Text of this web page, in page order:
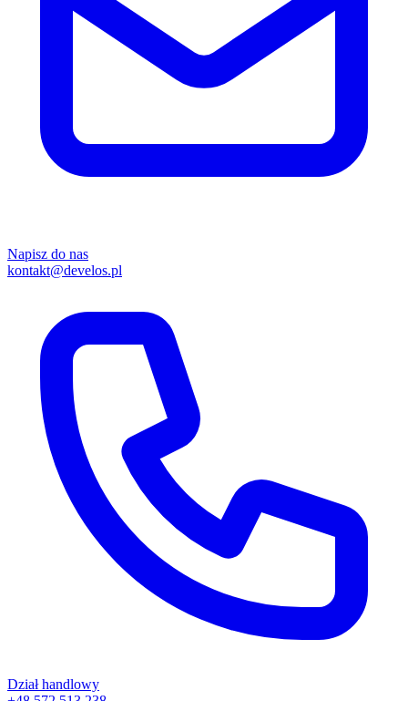
Napisz do nas
kontakt@develos.pl
Dział handlowy